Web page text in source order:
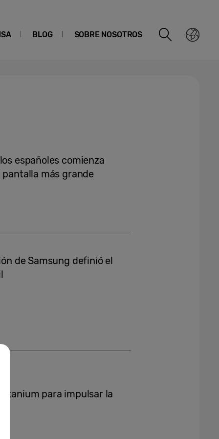
BLOG SOBRE NOSOTROS
españoles comienza
más grande
de Samsung definió el
para impulsar la